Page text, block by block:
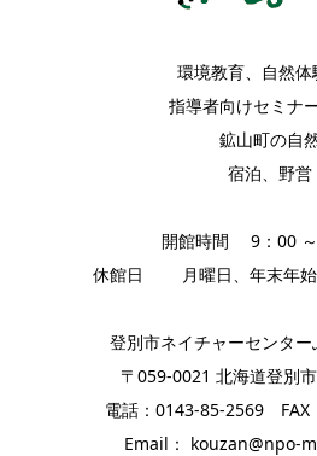
環境教育、自然体
指導者向けセミナ
鉱山町の自
宿泊、野営
開館時間 9：00
休館日 月曜日、年末年始
登別市ネイチャーセンタ
〒059-0021 北海道登別
電話：0143-85-2569 FAX
Email： kouzan@npo-